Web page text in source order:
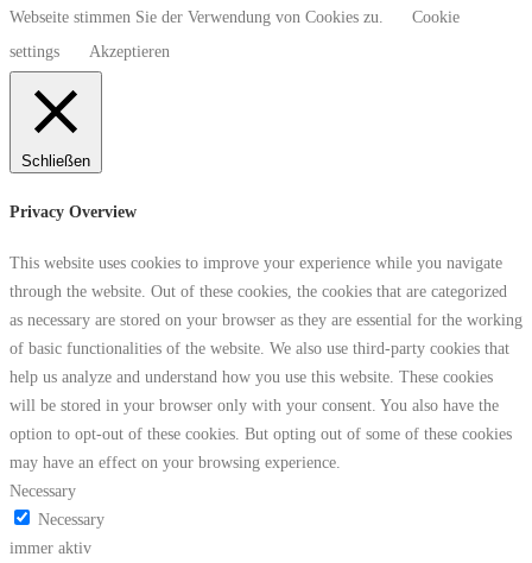
Webseite stimmen Sie der Verwendung von Cookies zu.
Cookie
settings
Akzeptieren
Schließen
Privacy Overview
This website uses cookies to improve your experience while you navigate
through the website. Out of these cookies, the cookies that are categorized
as necessary are stored on your browser as they are essential for the working
of basic functionalities of the website. We also use third-party cookies that
help us analyze and understand how you use this website. These cookies
will be stored in your browser only with your consent. You also have the
option to opt-out of these cookies. But opting out of some of these cookies
may have an effect on your browsing experience.
Necessary
Necessary
immer aktiv